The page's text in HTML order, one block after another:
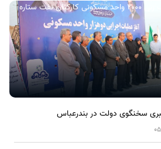
گزارش تصویری/ آیین کلنگ زنی ۲۰۰۰ واحد مسکونی کارکنان نفت ستاره
سخنگوی دولت در بندرعباس